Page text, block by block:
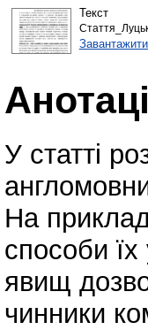
Текст
У статті
На
способи
явищ
чинники